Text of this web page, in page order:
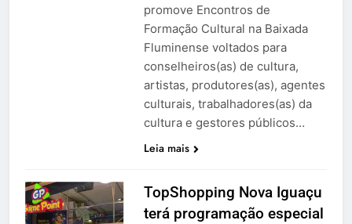
promove Encontros de
Formação Cultural na Baixada
Fluminense voltados para
conselheiros(as) de cultura,
artistas, produtores(as), agentes
culturais, trabalhadores(as) da
cultura e gestores públicos…
Leia mais
TopShopping Nova Iguaçu
terá programação especial